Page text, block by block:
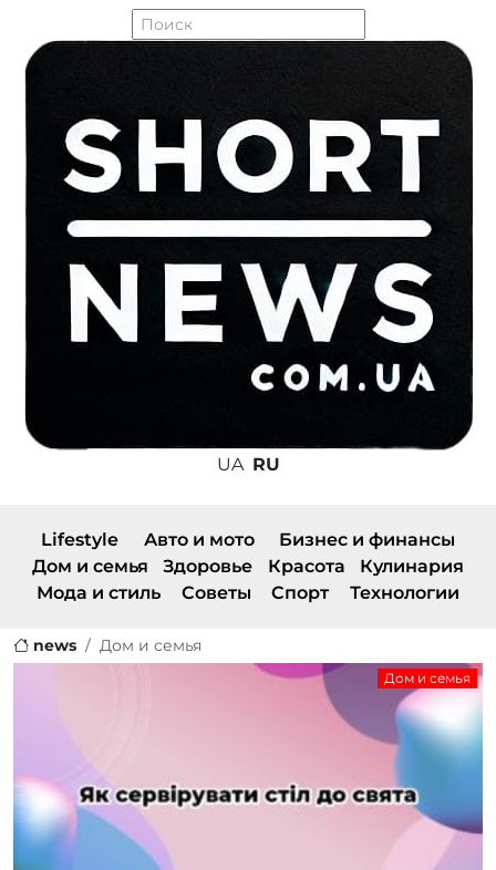
UA RU
Lifestyle Авто и мото
Бизнес и финансы
Дом и семья
Здоровье Красота
Кулинария
Мода и стиль
Советы Спорт Технологии
news Дом и семья
Дом и семья